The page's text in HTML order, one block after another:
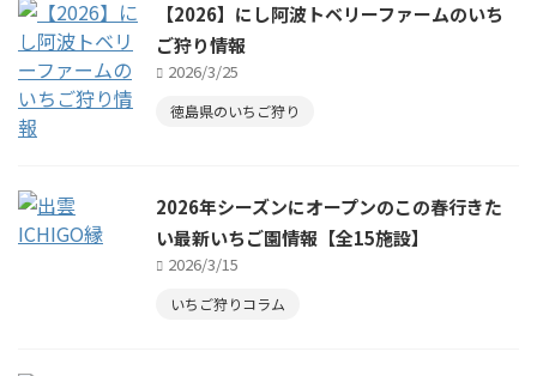
【2026】にし阿波トベリーファームのいち
ご狩り情報
2026/3/25
徳島県のいちご狩り
2026年シーズンにオープンのこの春行きた
い最新いちご園情報【全15施設】
2026/3/15
いちご狩りコラム